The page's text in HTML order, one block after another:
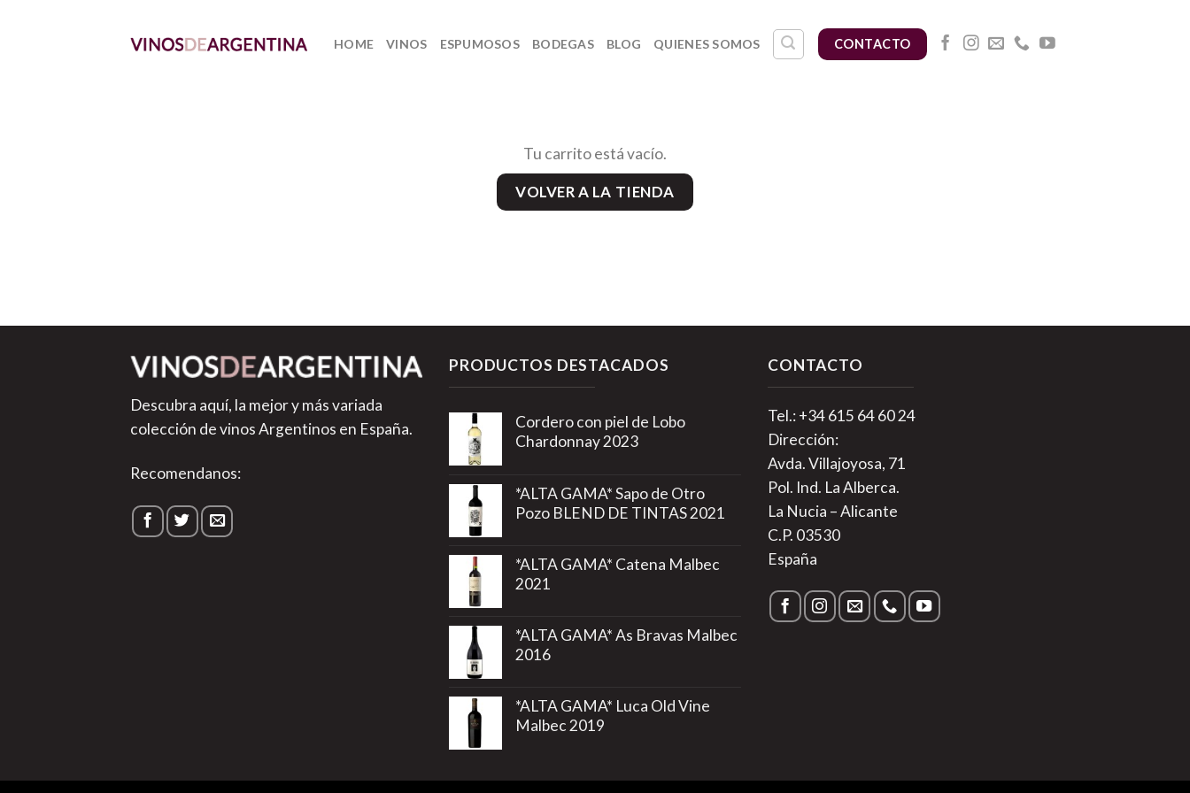
HOME VINOS ESPUMOSOS BODEGAS BLOG QUIENES SOMOS CONTACTO
Tu carrito está vacío.
VOLVER A LA TIENDA
Descubra aquí, la mejor y más variada
colección de vinos Argentinos en España.
Recomendanos:
PRODUCTOS DESTACADOS
Cordero con piel de Lobo
Chardonnay 2023
*ALTA GAMA* Sapo de Otro
Pozo BLEND DE TINTAS 2021
*ALTA GAMA* Catena Malbec
2021
*ALTA GAMA* As Bravas Malbec
2016
*ALTA GAMA* Luca Old Vine
Malbec 2019
CONTACTO
Tel.: +34 615 64 60 24
Dirección:
Avda. Villajoyosa, 71
Pol. Ind. La Alberca.
La Nucia – Alicante
C.P. 03530
España